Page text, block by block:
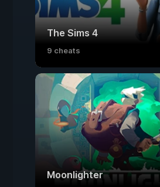
The Sims 4
9 cheats
Moonlighter